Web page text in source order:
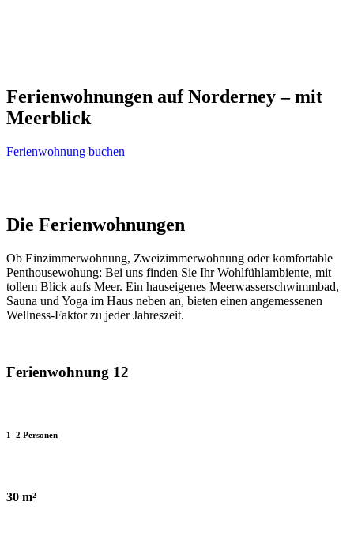
Ferienwohnungen auf Norderney – mit
Meerblick
Ferienwohnung buchen
Die Ferienwohnungen
Ob Einzimmerwohnung, Zweizimmerwohnung oder komfortable
Penthousewohung: Bei uns finden Sie Ihr Wohlfühlambiente, mit
tollem Blick aufs Meer. Ein hauseigenes Meerwasserschwimmbad,
Sauna und Yoga im Haus neben an, bieten einen angemessenen
Wellness-Faktor zu jeder Jahreszeit.
Ferienwohnung 12
1–2 Personen
30 m²